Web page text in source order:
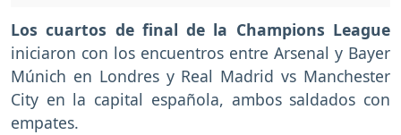
Los cuartos de final de la Champions League
iniciaron con los encuentros entre Arsenal y Bayer
Múnich en Londres y Real Madrid vs Manchester
City en la capital española, ambos saldados con
empates.